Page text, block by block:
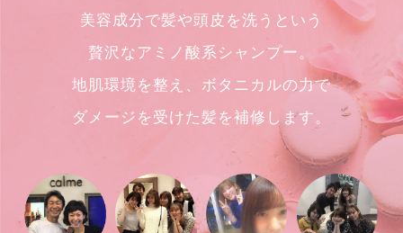
美容成分で髪や頭皮を洗うという
贅沢なアミノ酸系シャンプー。
地肌環境を整え、ボタニカルの力で
ダメージを受けた髪を補修します。